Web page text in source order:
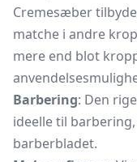
Cremesæber
matche i andre
mere end blot
Barbering: Den
ideelle til
barberbladet.